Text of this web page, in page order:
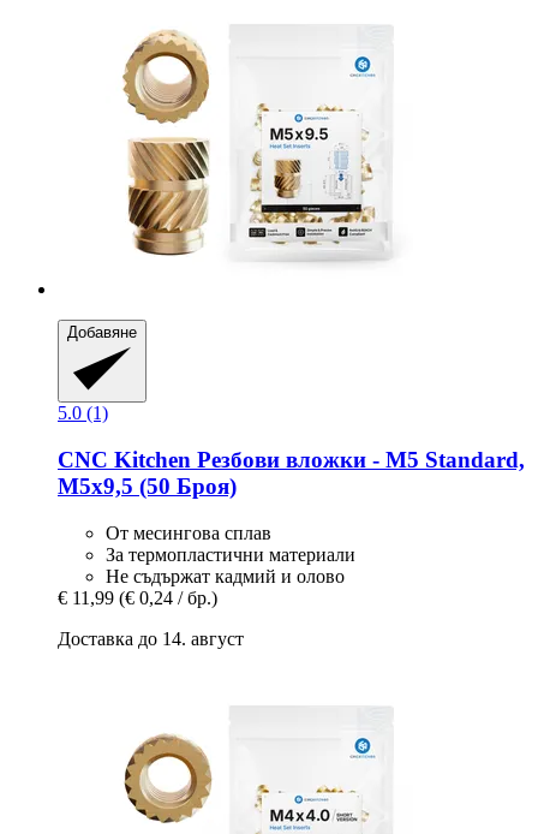
Добавяне
5.0 (1)
CNC Kitchen Резбови вложки -​ M5 Standard,
M5x9,5 (50 Броя)
От месингова сплав
За термопластични материали
Не съдържат кадмий и олово
€ 11,99 (€ 0,24 / бр.)
Доставка до 14. август